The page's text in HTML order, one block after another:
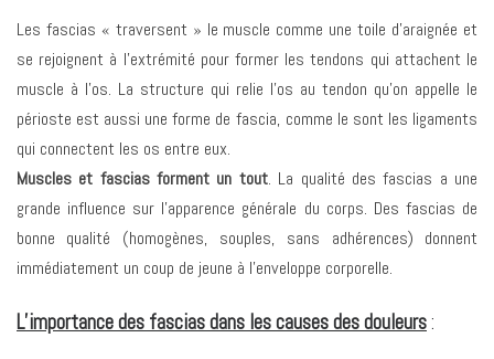
Les fascias « traversent » le muscle comme une toile d’araignée et
se rejoignent à l’extrémité pour former les tendons qui attachent le
muscle à l’os. La structure qui relie l’os au tendon qu’on appelle le
périoste est aussi une forme de fascia, comme le sont les ligaments
qui connectent les os entre eux.
Muscles et fascias forment un tout. La qualité des fascias a une
grande influence sur l’apparence générale du corps. Des fascias de
bonne qualité (homogènes, souples, sans adhérences) donnent
immédiatement un coup de jeune à l’enveloppe corporelle.
L’importance des fascias dans les causes des douleurs: